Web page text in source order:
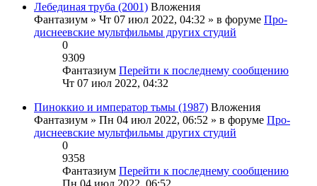
Лебединая труба (2001) Вложения
Фантазиум » Чт 07 июл 2022, 04:32 » в форуме Про-
диснеевские мультфильмы других студий
0
9309
Фантазиум Перейти к последнему сообщению
Чт 07 июл 2022, 04:32
Пиноккио и император тьмы (1987) Вложения
Фантазиум » Пн 04 июл 2022, 06:52 » в форуме Про-
диснеевские мультфильмы других студий
0
9358
Фантазиум Перейти к последнему сообщению
Пн 04 июл 2022, 06:52